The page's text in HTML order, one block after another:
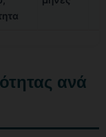
ανά